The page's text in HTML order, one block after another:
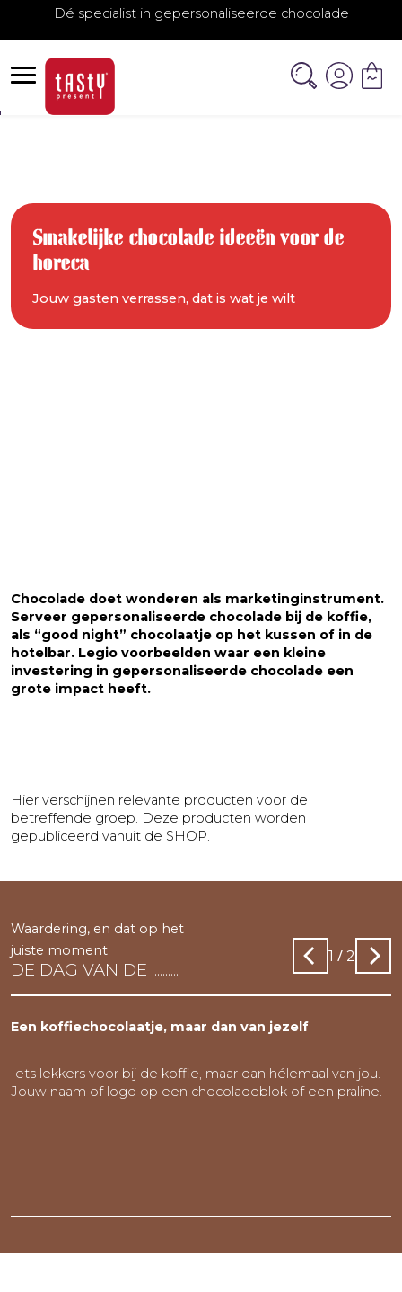
Dé specialist in gepersonaliseerde chocolade
Smakelijke chocolade ideeën voor de
horeca
Jouw gasten verrassen, dat is wat je wilt
Chocolade doet wonderen als marketinginstrument.
Serveer gepersonaliseerde chocolade bij de koffie,
als “good night” chocolaatje op het kussen of in de
hotelbar. Legio voorbeelden waar een kleine
investering in gepersonaliseerde chocolade een
grote impact heeft.
Hier verschijnen relevante producten voor de
betreffende groep. Deze producten worden
gepubliceerd vanuit de SHOP.
Waardering, en dat op het
juiste moment
DE DAG VAN DE ..........
1 / 2
Een koffiechocolaatje, maar dan van jezelf
Iets lekkers voor bij de koffie, maar dan hélemaal van jou.
Jouw naam of logo op een chocoladeblok of een praline.